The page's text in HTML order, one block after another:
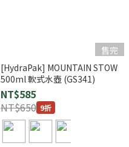
售完
[HydraPak] MOUNTAIN STOW
500ml 軟式水壺 (GS341)
NT$585
NT$650 9折